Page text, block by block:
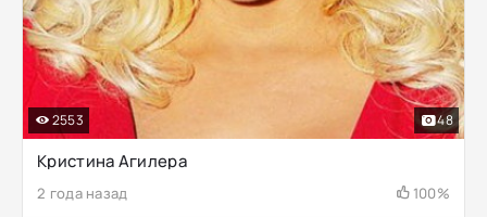
Кристина Агилера
2 года назад 100%
2553 48